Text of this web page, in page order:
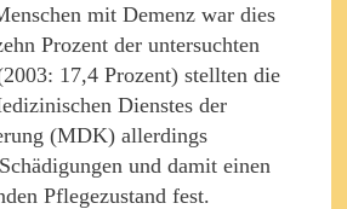
mit Demenz war dies
Prozent der untersuchten
17,4 Prozent) stellten die
Dienstes der
(MDK) allerdings
und damit einen
Pflegezustand fest.